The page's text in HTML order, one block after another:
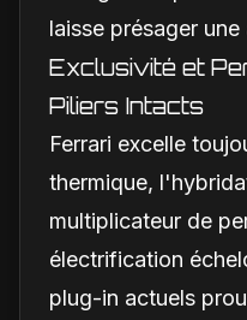
laisse présager
Exclusivité et
Piliers Intacts
Ferrari excelle
thermique,
multiplicateur de
électrification
plug-in actuels